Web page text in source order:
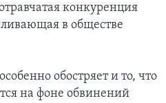
конкуренция
в обществе
обостряет и то, что
на фоне обвинений